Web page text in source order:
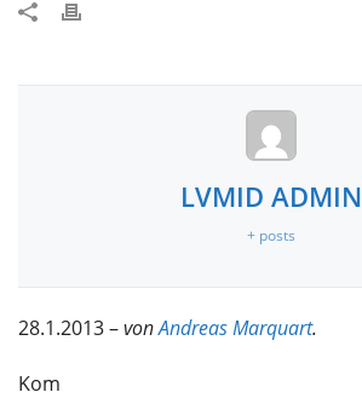
LVMID ADMIN
+ posts
28.1.2013 –vonAndreas Marquart.
Kom